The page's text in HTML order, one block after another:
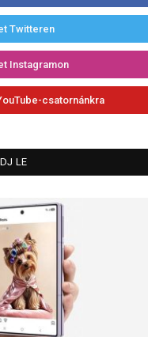
Twitteren
Instagramon
csatornánkra
LE